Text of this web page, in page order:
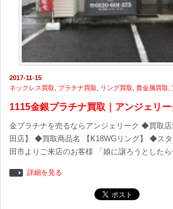
2017-11-15
ネックレス買取
プラチナ買取 リング買取 貴金属買取
1115金銀プラチナ買取｜アンジェリ
金プラチナを売るならアンジェリーク ◆買取
田店】 ◆買取商品名 【K18WGリング】 ◆ス
田市よりご来店のお客様 「娘に譲ろうとした
詳細を見る